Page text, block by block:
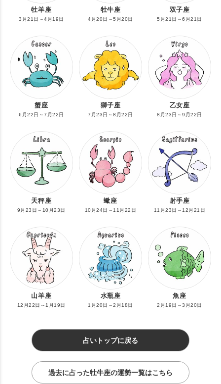
牡羊座
3月21日～4月19日
牡牛座
4月20日～5月20日
双子座
5月21日～6月21日
蟹座
6月22日～7月22日
獅子座
7月23日～8月22日
乙女座
8月23日～9月22日
天秤座
9月23日～10月23日
蠍座
10月24日～11月22日
射手座
11月23日～12月21日
山羊座
12月22日～1月19日
水瓶座
1月20日～2月18日
魚座
2月19日～3月20日
占いトップに戻る
過去に占った牡牛座の運勢一覧はこちら